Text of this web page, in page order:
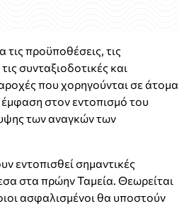
τις προϋποθέσεις, τις
συνταξιοδοτικές και
που χορηγούνται σε άτομα
έμφαση στον εντοπισμό του
των αναγκών των
εντοπισθεί σημαντικές
στα πρώην Ταμεία. Θεωρείται
ασφαλισμένοι θα υποστούν